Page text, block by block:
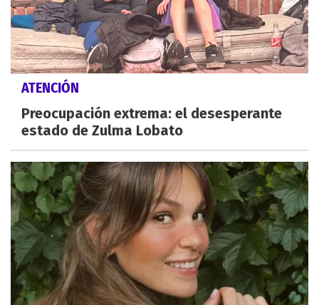
ATENCIÓN
Preocupación extrema: el desesperante
estado de Zulma Lobato